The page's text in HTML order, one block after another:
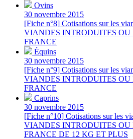
Ovins
30 novembre 2015
[Fiche n°8] Cotisations sur les
VIANDES INTRODUITES OU
FRANCE
Équins
30 novembre 2015
[Fiche n°9] Cotisations sur les
VIANDES INTRODUITES OU
FRANCE
Caprins
30 novembre 2015
[Fiche n°10] Cotisations sur les
VIANDES INTRODUITES OU
FRANCE DE 12 KG ET PLUS